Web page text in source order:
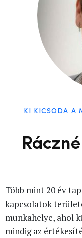
KI KICSODA A
Több mint 20 év
kapcsolatok
munkahelye, ahol
mindig az